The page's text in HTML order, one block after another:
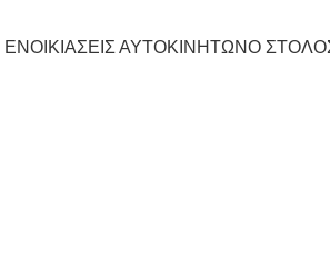
ΑΥΤΟΚΙΝΗΤΩΝΟ